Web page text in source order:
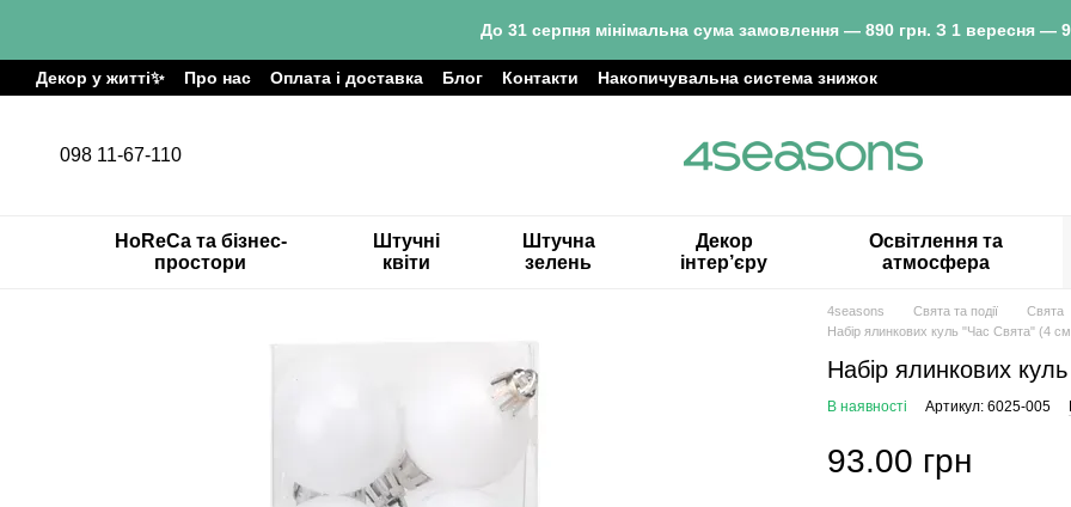
До 31 серпня мінімальна сума замовлення — 890 грн. З 1 вересня —
Декор у житті✨ Про нас Оплата і доставка Блог Контакти Накопичувальна система знижок
098 11-67-110
HoReCa та бізнес-
простори
Штучні
квіти
Штучна
зелень
Декор
інтер’єру
Освітлення та
атмосфера
4seasons Свята та події
Свята
Набір ялинкових куль "Час Свята" (4
Набір ялинкових
В наявності Артикул: 6025-005
93.00 грн